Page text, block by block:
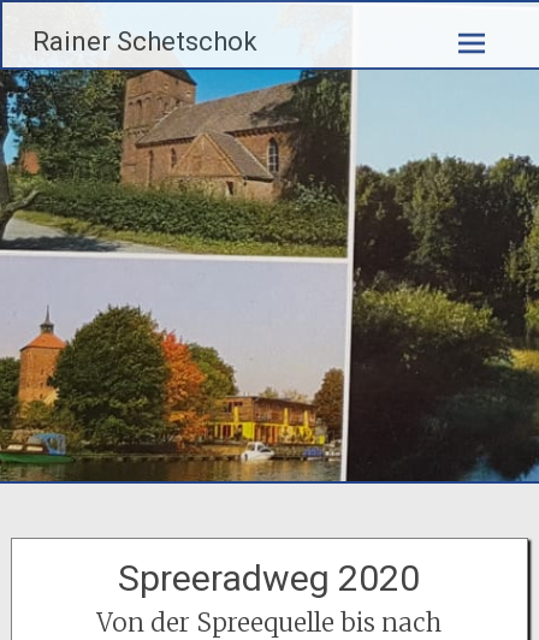
Inhalt
springen
Rainer Schetschok
Spreeradweg 2020
Von der Spreequelle bis nach